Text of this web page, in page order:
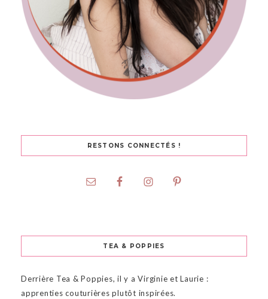
RESTONS CONNECTÉS !
TEA & POPPIES
Derrière Tea & Poppies, il y a Virginie et Laurie :
apprenties couturières plutôt inspirées.